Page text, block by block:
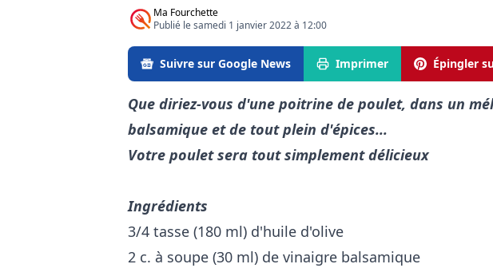
Ma Fourchette
Publié le samedi 1 janvier 2022 à 12:00
Suivre sur Google News Imprimer Épingler
Que diriez-vous d'une poitrine de poulet, dans un
balsamique et de tout plein d'épices...
Votre poulet sera tout simplement délicieux
Ingrédients
3/4 tasse (180 ml) d'huile d'olive
2 c. à soupe (30 ml) de vinaigre balsamique